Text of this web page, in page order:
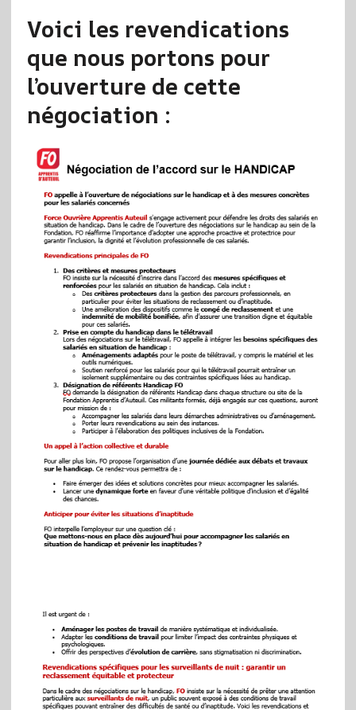
Voici les revendications
que nous portons pour
l’ouverture de cette
négociation :